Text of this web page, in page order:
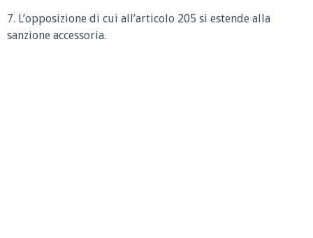
7. L’opposizione di cui all’articolo 205 si estende alla
sanzione accessoria.